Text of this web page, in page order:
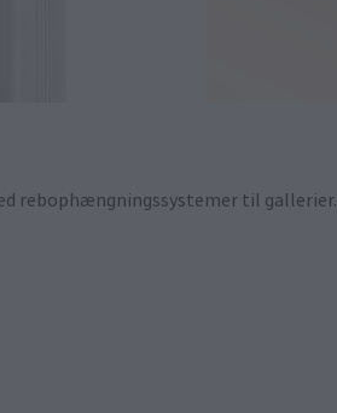
rebophængningssystemer til gallerier.